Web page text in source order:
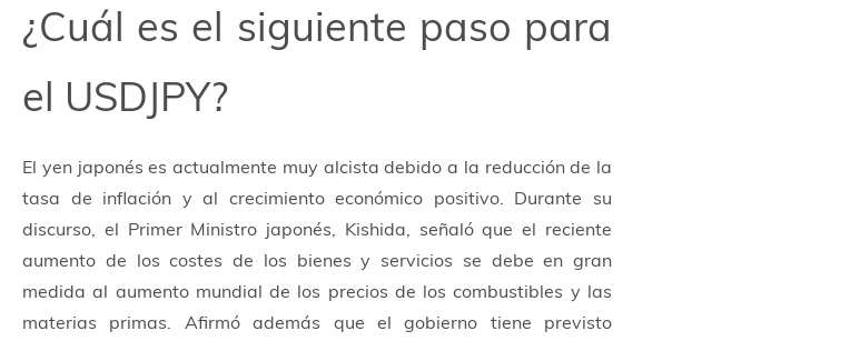
¿Cuál es el siguiente paso para
el USDJPY?
El yen japonés es actualmente muy alcista debido a la reducción de la
tasa de inflación y al crecimiento económico positivo. Durante su
discurso, el Primer Ministro japonés, Kishida, señaló que el reciente
aumento de los costes de los bienes y servicios se debe en gran
medida al aumento mundial de los precios de los combustibles y las
materias primas. Afirmó además que el gobierno tiene previsto